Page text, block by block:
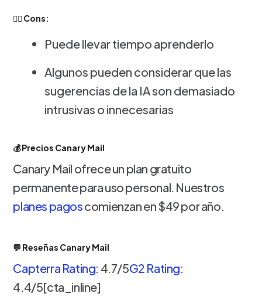
👎🏻 Cons:
Puede llevar tiempo aprenderlo
Algunos pueden considerar que las
sugerencias de la IA son demasiado
intrusivas o innecesarias
💰 Precios Canary Mail
Canary Mail ofrece un plan gratuito
permanente para uso personal. Nuestros
planes pagoscomienzan en $49 por año.
💬 Reseñas Canary Mail
Capterra Rating: 4.7/5G2 Rating:
4.4/5[cta_inline]